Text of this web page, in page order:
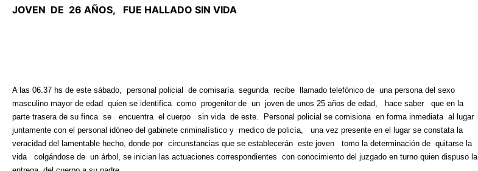
JOVEN DE 26 AÑOS, FUE HALLADO SIN VIDA
A las 06.37 hs de este sábado, personal policial de comisaría segunda recibe llamado telefónico de una persona del sexo
masculino mayor de edad quien se identifica como progenitor de un joven de unos 25 años de edad, hace saber
que en la
parte trasera de su finca se encuentra el cuerpo sin vida de este. Personal policial se comisiona en forma inmediata al lugar
juntamente con el personal idóneo del gabinete criminalístico y medico de policía,
una vez presente en el lugar se constata la
veracidad del lamentable hecho, donde por circunstancias que se establecerán este joven tomo la determinación de quitarse la
vida
colgándose de un árbol, se inician las actuaciones correspondientes con conocimiento del juzgado en turno quien dispuso la